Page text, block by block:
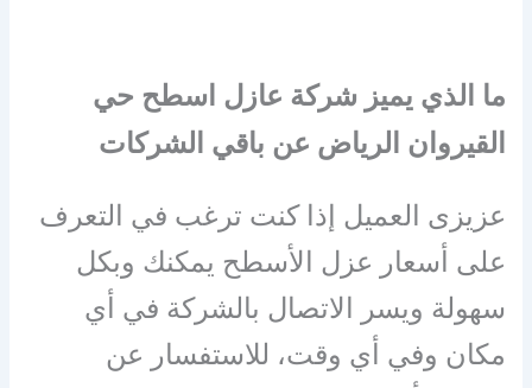
ما الذي يميز شركة عازل اسطح حي
القيروان الرياض عن باقي الشركات
عزيزى العميل إذا كنت ترغب في التعرف
على أسعار عزل الأسطح يمكنك وبكل
سهولة ويسر الاتصال بالشركة في أي
مكان وفي أي وقت، للاستفسار عن